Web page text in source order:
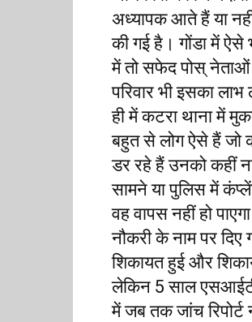
अध्यापक आते हैं या
की गई है। गोंडा में ऐसे
में तो सफेद पोस् नेताओं
परिवार भी इसका
ही में कटरा थाना में
बहुत से लोग ऐसे हैं जो
डर रहे हैं उनको कहीं
सामने या पुलिस में
वह वापस नहीं हो
नौकरी के नाम पर
शिकायत हुई और
लेकिन 5 साल
में जब तक जांच रिपोर्ट